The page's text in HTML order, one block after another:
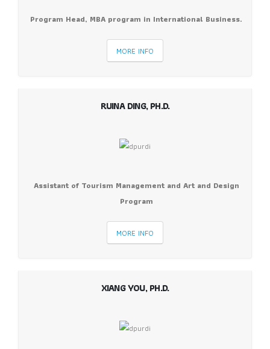
Program Head, MBA program in International Business.
MORE INFO
RUINA DING, PH.D.
Assistant of Tourism Management and Art and Design
Program
MORE INFO
XIANG YOU, PH.D.